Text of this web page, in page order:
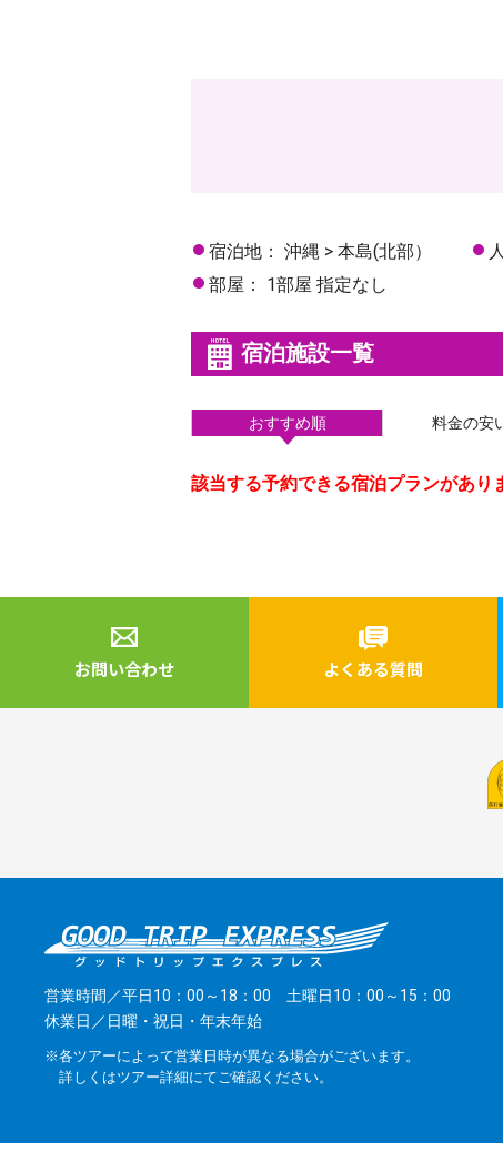
宿泊地： 沖縄 > 本島(北部）
部屋：
1部屋 指定なし
宿泊施設一覧
おすすめ順 料金の安
該当する予約できる宿泊プランがあり
お問い合わせ よくある質問
営業時間／平日10：00～18：00 土曜日10：00～15：00
休業日／日曜・祝日・年末年始
※各ツアーによって営業日時が異なる場合がございます。
詳しくはツアー詳細にてご確認ください。